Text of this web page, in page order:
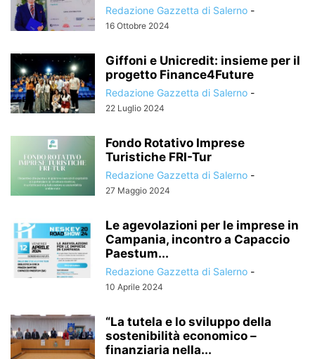
Redazione Gazzetta di Salerno -
16 Ottobre 2024
Giffoni e Unicredit: insieme per il
progetto Finance4Future
Redazione Gazzetta di Salerno -
22 Luglio 2024
Fondo Rotativo Imprese
Turistiche FRI-Tur
Redazione Gazzetta di Salerno -
27 Maggio 2024
Le agevolazioni per le imprese in
Campania, incontro a Capaccio
Paestum...
Redazione Gazzetta di Salerno -
10 Aprile 2024
“La tutela e lo sviluppo della
sostenibilità economico –
finanziaria nella...